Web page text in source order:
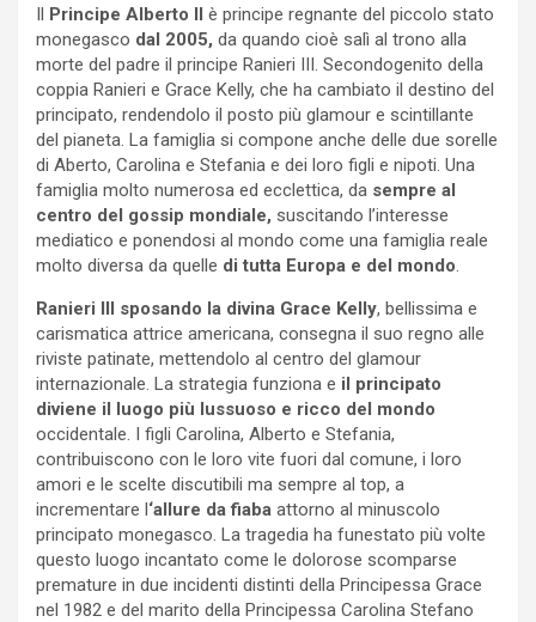
Il Principe Alberto II è principe regnante del piccolo stato
monegasco dal 2005, da quando cioè salì al trono alla
morte del padre il principe Ranieri III. Secondogenito della
coppia Ranieri e Grace Kelly, che ha cambiato il destino del
principato, rendendolo il posto più glamour e scintillante
del pianeta. La famiglia si compone anche delle due sorelle
di Aberto, Carolina e Stefania e dei loro figli e nipoti. Una
famiglia molto numerosa ed ecclettica, da sempre al
centro del gossip mondiale, suscitando l’interesse
mediatico e ponendosi al mondo come una famiglia reale
molto diversa da quelle di tutta Europa e del mondo.
Ranieri III sposando la divina Grace Kelly, bellissima e
carismatica attrice americana, consegna il suo regno alle
riviste patinate, mettendolo al centro del glamour
internazionale. La strategia funziona e il principato
diviene il luogo più lussuoso e ricco del mondo
occidentale. I figli Carolina, Alberto e Stefania,
contribuiscono con le loro vite fuori dal comune, i loro
amori e le scelte discutibili ma sempre al top, a
incrementare l‘allure da fiaba attorno al minuscolo
principato monegasco. La tragedia ha funestato più volte
questo luogo incantato come le dolorose scomparse
premature in due incidenti distinti della Principessa Grace
nel 1982 e del marito della Principessa Carolina Stefano